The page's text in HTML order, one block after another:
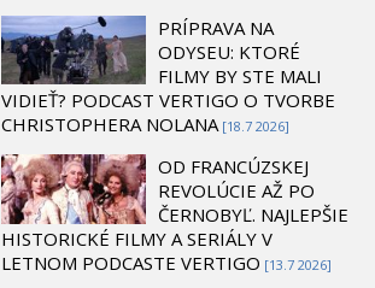
PRÍPRAVA NA
ODYSEU: KTORÉ
FILMY BY STE MALI
VIDIEŤ? PODCAST VERTIGO O TVORBE
CHRISTOPHERA NOLANA [18.7 2026]
OD FRANCÚZSKEJ
REVOLÚCIE AŽ PO
ČERNOBYĽ. NAJLEPŠIE
HISTORICKÉ FILMY A SERIÁLY V
LETNOM PODCASTE VERTIGO [13.7 2026]